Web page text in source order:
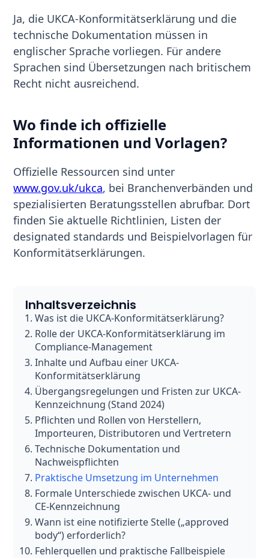
Ja, die UKCA-Konformitätserklärung und die
technische Dokumentation müssen in
englischer Sprache vorliegen. Für andere
Sprachen sind Übersetzungen nach britischem
Recht nicht ausreichend.
Wo finde ich offizielle
Informationen und Vorlagen?
Offizielle Ressourcen sind unter
www.gov.uk/ukca, bei Branchenverbänden und
spezialisierten Beratungsstellen abrufbar. Dort
finden Sie aktuelle Richtlinien, Listen der
designated standards und Beispielvorlagen für
Konformitätserklärungen.
Inhaltsverzeichnis
Was ist die UKCA-Konformitätserklärung?
Rolle der UKCA-Konformitätserklärung im
Compliance-Management
Inhalte und Aufbau einer UKCA-
Konformitätserklärung
Übergangsregelungen und Fristen zur UKCA-
Kennzeichnung (Stand 2024)
Pflichten und Rollen von Herstellern,
Importeuren, Distributoren und Vertretern
Technische Dokumentation und
Nachweispflichten
Praktische Umsetzung im Unternehmen
Formale Unterschiede zwischen UKCA- und
CE-Kennzeichnung
Wann ist eine notifizierte Stelle („approved
body“) erforderlich?
Fehlerquellen und praktische Fallbeispiele